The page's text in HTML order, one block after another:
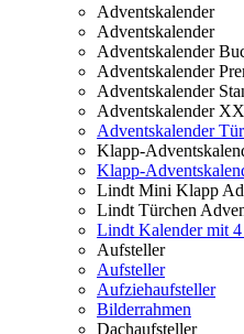
Adventskalender
Adventskalender
Adventskalender
Adventskalender
Adventskalender
Adventskalender
Adventskalender
Klapp-
Klapp-
Lindt Mini Klapp
Lindt Türchen
Lindt Kalender mit
Aufsteller
Aufsteller
Aufziehaufsteller
Bilderrahmen
Dachaufsteller